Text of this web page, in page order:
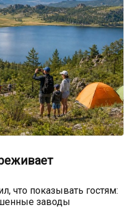
что показывать гостям:
заводы